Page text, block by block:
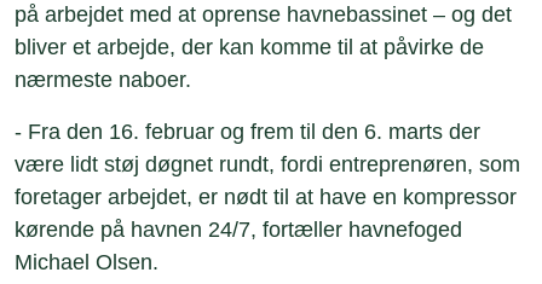
på arbejdet med at oprense havnebassinet – og det
bliver et arbejde, der kan komme til at påvirke de
nærmeste naboer.
- Fra den 16. februar og frem til den 6. marts der
være lidt støj døgnet rundt, fordi entreprenøren, som
foretager arbejdet, er nødt til at have en kompressor
kørende på havnen 24/7, fortæller havnefoged
Michael Olsen.